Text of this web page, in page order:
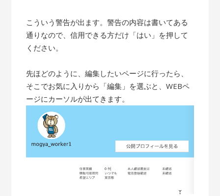
こういう警告が出ます。警告の内容は書いてある
通りなので、信用できる方だけ「はい」を押して
ください。
先ほどのように、編集したいページに行ったら、
そこでお気に入りから「編集」を選ぶと、WEBペ
ージにカーソルが出てきます。